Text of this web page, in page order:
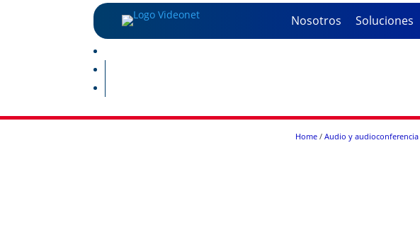
Nosotros Soluciones
Home / Audio y audioconferencia